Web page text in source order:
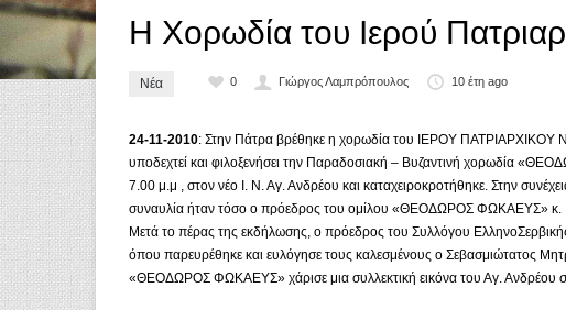
Η Χορωδία του Ιερού
Νέα 0 Γιώργος Λαμπρόπουλος 10 έτη ago
24-11-2010: Στην Πάτρα βρέθηκε η χορωδία του ΙΕΡΟΥ ΠΑΤΡΙΑΡΧΙΚΟΥ
υποδεχτεί και φιλοξενήσει την Παραδοσιακή – Βυζαντινή χορωδία
7.00 μ.μ , στον νέο Ι. Ν. Αγ. Ανδρέου και καταχειροκροτήθηκε. Στην
συναυλία ήταν τόσο ο πρόεδρος του ομίλου «ΘΕΟΔΩΡΟΣ ΦΩΚΑΕΥΣ» κ.
Μετά το πέρας της εκδήλωσης, ο πρόεδρος του Συλλόγου
όπου παρευρέθηκε και ευλόγησε τους καλεσμένους ο Σεβασμιώτατος
«ΘΕΟΔΩΡΟΣ ΦΩΚΑΕΥΣ» χάρισε μια συλλεκτική εικόνα του Αγ. Ανδρέου